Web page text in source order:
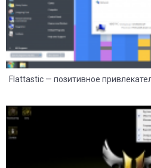
Flattastic — позитивное